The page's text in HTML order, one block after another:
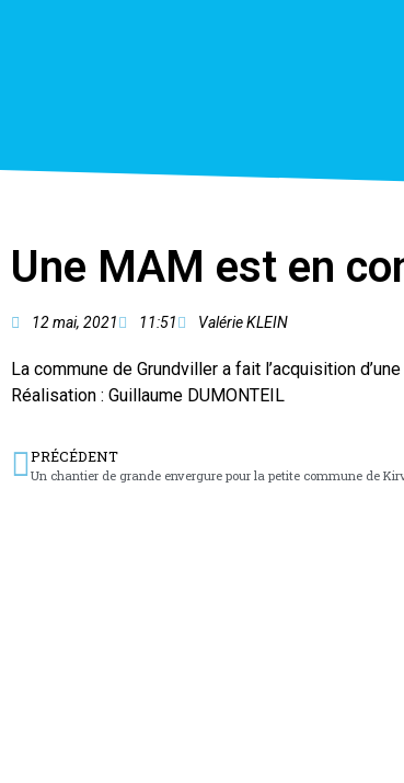
Une MAM est en
12 mai, 2021 11:51 Valérie KLEIN
La commune de Grundviller a fait l’acquisition
Réalisation : Guillaume DUMONTEIL
PRÉCÉDENT
Un chantier de grande envergure pour la petite commune de